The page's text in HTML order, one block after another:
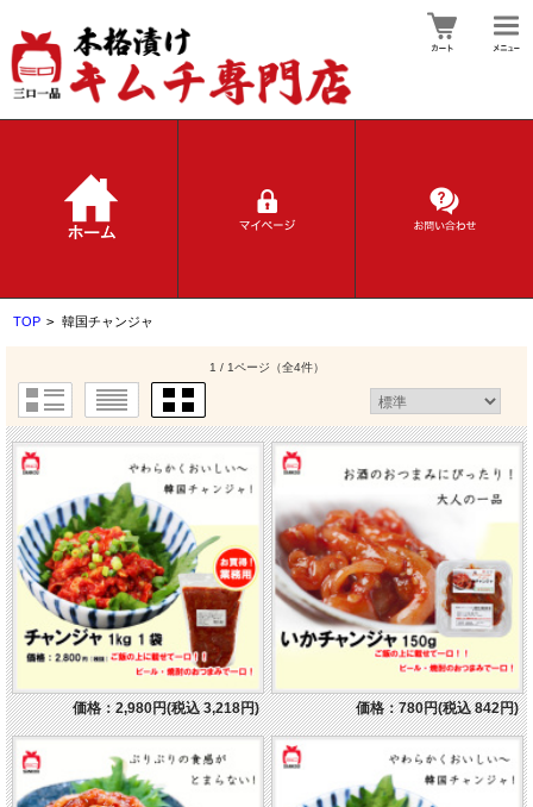
TOP > 韓国チャンジャ
1 / 1ページ （全4件）
価格：2,980円(税込 3,218円) 価格：780円(税込 842円)